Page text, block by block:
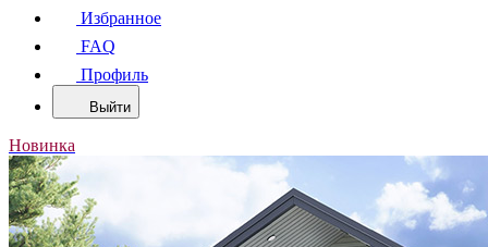
Избранное
FAQ
Профиль
Выйти
Новинка